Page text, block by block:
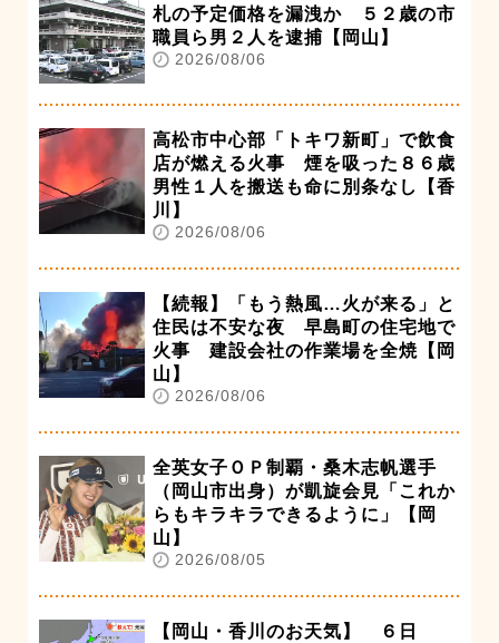
札の予定価格を漏洩か ５２歳の市
職員ら男２人を逮捕【岡山】
2026/08/06
高松市中心部「トキワ新町」で飲食
店が燃える火事 煙を吸った８６歳
男性１人を搬送も命に別条なし【香
川】
2026/08/06
【続報】「もう熱風…火が来る」と
住民は不安な夜 早島町の住宅地で
火事 建設会社の作業場を全焼【岡
山】
2026/08/06
全英女子ＯＰ制覇・桑木志帆選手
（岡山市出身）が凱旋会見「これか
らもキラキラできるように」【岡
山】
2026/08/05
【岡山・香川のお天気】 ６日